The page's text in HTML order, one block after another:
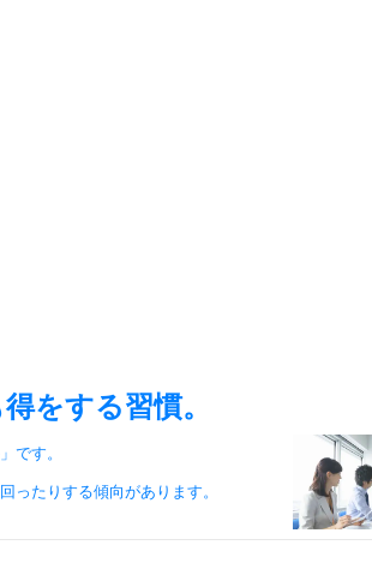
をする習慣。
です。
ったりする傾向があります。